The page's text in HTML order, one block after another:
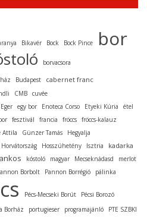
Bikavér Bock Bock Pince bor
borvacsora
Budapest cabernet franc
CMB cuvée
Eger egy bor Enoteca Corso Etyeki Kúria
étel
fesztivál francia fröccs fröccs-kalauz
Attila Günzer Tamás
Hegyalja
Horvátország Hosszúhetény Isztria kadarka
kóstoló magyar Mecseknádasd
merlot
Borbolt Pannon Borrégió pálinka
Pécs-Mecseki Borút Pécsi Borozó
Borház portugieser programajánló
PTE SZBKI